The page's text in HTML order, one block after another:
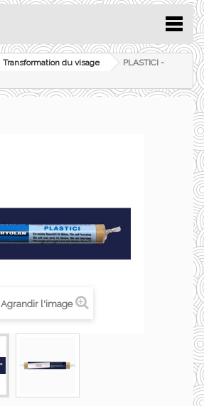
Transformation du visage
PLASTICI -
Agrandir l'image